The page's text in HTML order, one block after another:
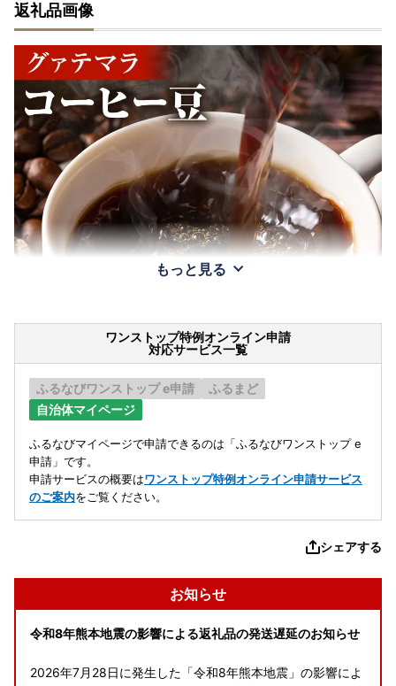
返礼品画像
もっと見る
ワンストップ特例オンライン申請
対応サービス一覧
ふるなびワンストップ e申請
ふるまど
自治体マイページ
ふるなびマイページで申請できるのは「ふるなびワンストップ e
申請」です。
申請サービスの概要はワンストップ特例オンライン申請サービス
のご案内をご覧ください。
シェアする
お知らせ
令和8年熊本地震の影響による返礼品の発送遅延のお知らせ
2026年7月28日に発生した「令和8年熊本地震」の影響によ